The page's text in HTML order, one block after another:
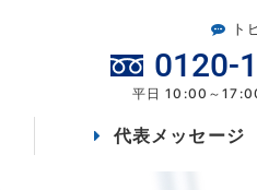
ト
0120-
平日 10:00～
代表メッセージ